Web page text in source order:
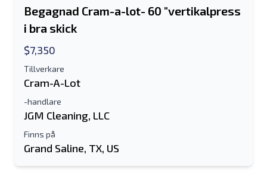
Begagnad Cram-a-lot- 60 "vertikalpress
i bra skick
$7,350
Tillverkare
Cram-A-Lot
-handlare
JGM Cleaning, LLC
Finns på
Grand Saline, TX, US